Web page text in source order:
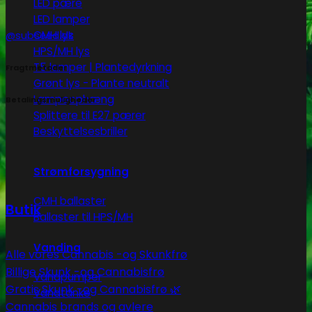
LED lamper
CMH lys
HPS/MH lys
T5 lamper | Plantedyrkning
Grønt lys - Plante neutralt
Lampeophæng
Splittere til E27 pærer
Beskyttelsesbriller
Strømforsygning
CMH ballaster
Ballaster til HPS/MH
Vanding
Vandpumper
Vandtanke
@subseed.dk
Fragtmetoder
Betalingsmuligheder
Butik
Alle vores Cannabis -og Skunkfrø
Billige Skunk -og Cannabisfrø
Gratis Skunk -og Cannabisfrø 🌿
Cannabis brands og avlere